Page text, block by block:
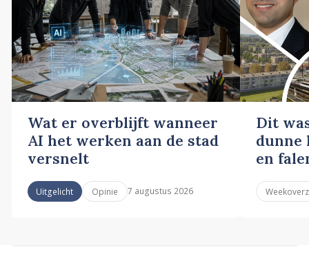
Wat er overblijft wanneer
AI het werken aan de stad
versnelt
Uitgelicht Opinie 7 augustus 2026
Dit
dunne
en